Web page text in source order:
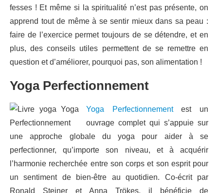
fesses ! Et même si la spiritualité n’est pas présente, on
apprend tout de même à se sentir mieux dans sa peau :
faire de l’exercice permet toujours de se détendre, et en
plus, des conseils utiles permettent de se remettre en
question et d’améliorer, pourquoi pas, son alimentation !
Yoga Perfectionnement
Yoga Perfectionnementest un
ouvrage complet qui s’appuie sur
une approche globale du yoga pour aider à se
perfectionner, qu’importe son niveau, et à acquérir
l’harmonie recherchée entre son corps et son esprit pour
un sentiment de bien-être au quotidien. Co-écrit par
Ronald Steiner et Anna Trökes, il bénéficie de